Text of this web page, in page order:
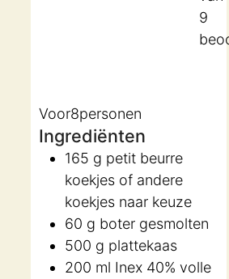
9
Voor8personen
Ingrediënten
165 g petit beurre
koekjes of andere
koekjes naar keuze
60 g boter gesmolten
500 g plattekaas
200 ml Inex 40% volle